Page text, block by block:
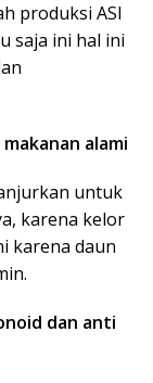
produksi ASI
saja ini hal ini
alami
untuk
karena kelor
karena daun
dan anti